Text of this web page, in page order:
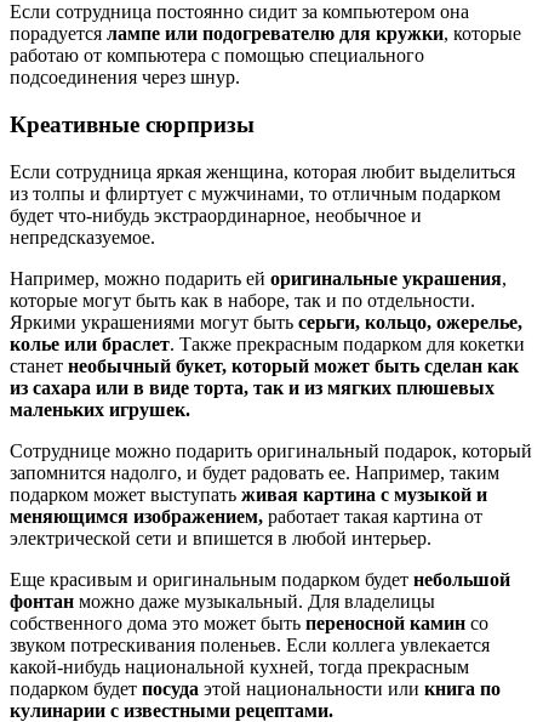
Если сотрудница постоянно сидит за компьютером она
порадуется лампе или подогревателю для кружки, которые
работаю от компьютера с помощью специального
подсоединения через шнур.
Креативные сюрпризы
Если сотрудница яркая женщина, которая любит выделиться
из толпы и флиртует с мужчинами, то отличным подарком
будет что-нибудь экстраординарное, необычное и
непредсказуемое.
Например, можно подарить ей оригинальные украшения,
которые могут быть как в наборе, так и по отдельности.
Яркими украшениями могут быть серьги, кольцо, ожерелье,
колье или браслет. Также прекрасным подарком для кокетки
станет необычный букет, который может быть сделан как
из сахара или в виде торта, так и из мягких плюшевых
маленьких игрушек.
Сотруднице можно подарить оригинальный подарок, который
запомнится надолго, и будет радовать ее. Например, таким
подарком может выступать живая картина с музыкой и
меняющимся изображением, работает такая картина от
электрической сети и впишется в любой интерьер.
Еще красивым и оригинальным подарком будет небольшой
фонтан можно даже музыкальный. Для владелицы
собственного дома это может быть переносной камин со
звуком потрескивания поленьев. Если коллега увлекается
какой-нибудь национальной кухней, тогда прекрасным
подарком будет посуда этой национальности или книга по
кулинарии с известными рецептами.